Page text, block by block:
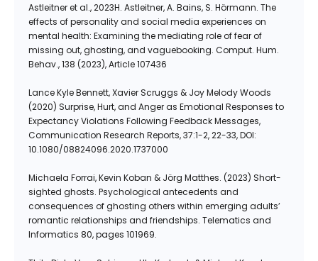
Astleitner et al., 2023H. Astleitner, A. Bains, S. Hörmann. The
effects of personality and social media experiences on
mental health: Examining the mediating role of fear of
missing out, ghosting, and vaguebooking. Comput. Hum.
Behav., 138 (2023), Article 107436
Lance Kyle Bennett, Xavier Scruggs & Joy Melody Woods
(2020) Surprise, Hurt, and Anger as Emotional Responses to
Expectancy Violations Following Feedback Messages,
Communication Research Reports, 37:1-2, 22-33, DOI:
10.1080/08824096.2020.1737000
Michaela Forrai, Kevin Koban & Jörg Matthes. (2023) Short-
sighted ghosts. Psychological antecedents and
consequences of ghosting others within emerging adults’
romantic relationships and friendships. Telematics and
Informatics 80, pages 101969.